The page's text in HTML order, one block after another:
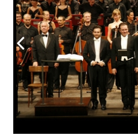
arrow_back_ios